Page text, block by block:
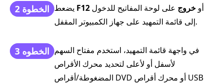
الخطوة 2 F12 أو خروج على لوحة المفاتيح للدخول
إلى قائمة التمهيد على جهاز الكمبيوتر المقفل.
الخطوه 3 في واجهة قائمة التمهيد، استخدم مفتاح السهم
لأسفل أو لأعلى لتحديد محرك الأقراص
المضغوطة/أقراص DVD أو محرك أقراص USB